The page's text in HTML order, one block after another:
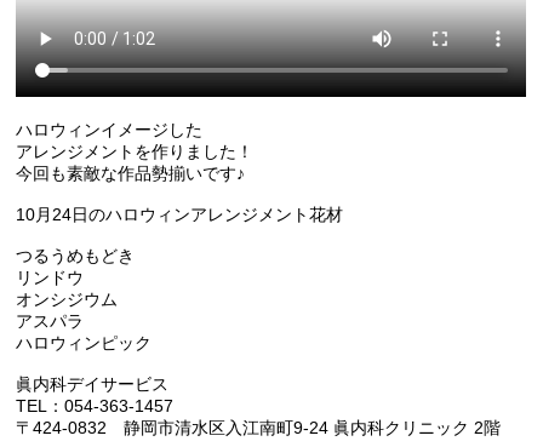
ハロウィンイメージした
アレンジメントを作りました！
今回も素敵な作品勢揃いです♪
10月24日のハロウィンアレンジメント花材
つるうめもどき
リンドウ
オンシジウム
アスパラ
ハロウィンピック
眞内科デイサービス
TEL：054-363-1457
〒424-0832 静岡市清水区入江南町9-24 眞内科クリニック 2階